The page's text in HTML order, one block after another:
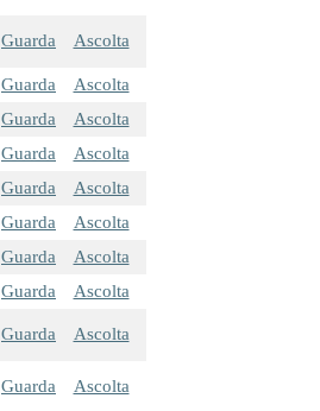
Guarda Ascolta
Guarda
Ascolta
Guarda
Ascolta
Guarda
Ascolta
Guarda
Ascolta
Guarda
Ascolta
Guarda
Ascolta
Guarda
Ascolta
Guarda Ascolta
Guarda Ascolta